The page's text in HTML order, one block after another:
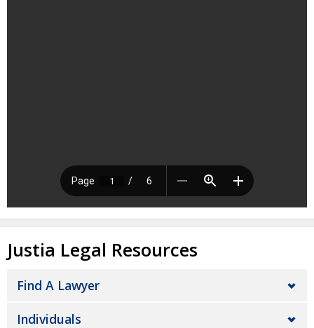
Justia Legal Resources
Find A Lawyer
Individuals